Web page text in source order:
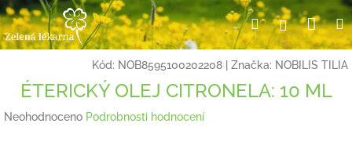
Přejít
na
obsah
HledatPřihlášení
Kód: NOB8595100202208 Značka: NOBILIS TILIA
ÉTERICKÝ OLEJ CITRONELA: 10 ML
Průměrné
Neohodnoceno Podrobnosti hodnocení